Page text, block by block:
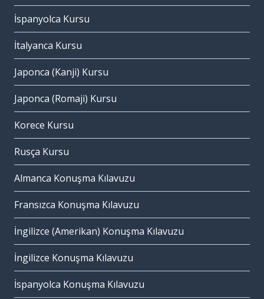
İspanyolca Kursu
İtalyanca Kursu
Japonca (Kanji) Kursu
Japonca (Romaji) Kursu
Korece Kursu
Rusça Kursu
Almanca Konuşma Kılavuzu
Fransızca Konuşma Kılavuzu
İngilizce (Amerikan) Konuşma Kılavuzu
İngilizce Konuşma Kılavuzu
İspanyolca Konuşma Kılavuzu